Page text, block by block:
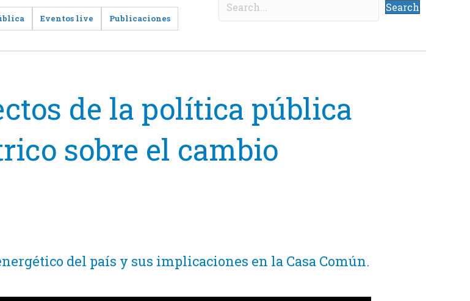
Eventos live Publicaciones
Search
de la política pública
sobre el cambio
del país y sus implicaciones en la Casa Común.